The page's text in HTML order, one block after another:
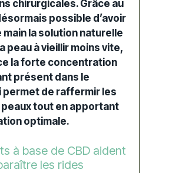
chirurgicales. Grâce au
possible d’avoir
main la solution naturelle
peau à vieillir moins vite,
la forte concentration
présent dans le
permet de raffermir les
tout en apportant
optimale.
à base de CBD aident
les rides